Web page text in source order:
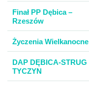
Finał PP Dębica –
Rzeszów
Życzenia Wielkanocne
DAP DĘBICA-STRUG
TYCZYN